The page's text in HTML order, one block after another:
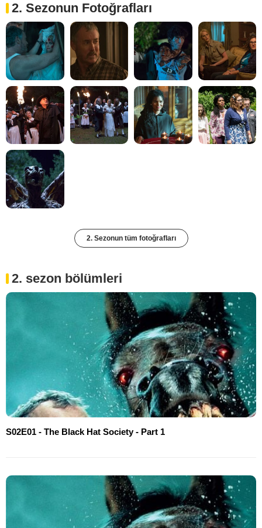
2. Sezonun Fotoğrafları
2. Sezonun tüm fotoğrafları
2. sezon bölümleri
S02E01 - The Black Hat Society - Part 1